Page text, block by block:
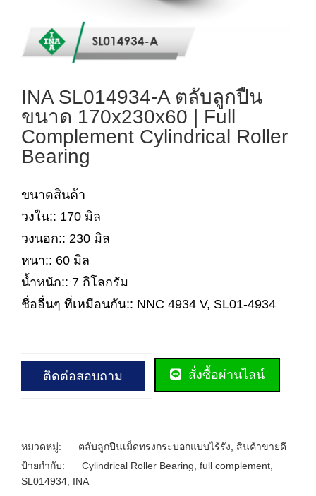
INA SL014934-A ตลับลูกปืน
ขนาด 170x230x60 | Full
Complement Cylindrical Roller
Bearing
ขนาดสินค้า
วงใน:: 170 มิล
วงนอก:: 230 มิล
หนา:: 60 มิล
น้ำหนัก:: 7 กิโลกรัม
ชื่ออื่นๆ ที่เหมือนกัน:: NNC 4934 V, SL01-4934
ติดต่อสอบถาม สั่งซื้อผ่านไลน์
หมวดหมู่: ตลับลูกปืนเม็ดทรงกระบอกแบบไร้รัง
สินค้าขายดี
ป้ายกำกับ:
Cylindrical Roller Bearing full complement
SL014934 INA